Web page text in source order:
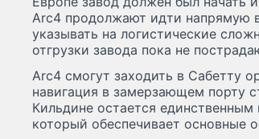
Arc4 продолжают идти напрямую
указывать на логистические
отгрузки завода пока не
Arc4 смогут заходить в Сабетту
навигация в замерзающем порту
Кильдине остается
который обеспечивает основные